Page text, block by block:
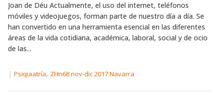
Joan de Déu Actualmente, el uso del internet, teléfonos
móviles y videojuegos, forman parte de nuestro día a día. Se
han convertido en una herramienta esencial en las diferentes
áreas de la vida cotidiana, académica, laboral, social y de ocio
de las...
| Psiquiatría, ZHn68 nov-dic 2017 Navarra